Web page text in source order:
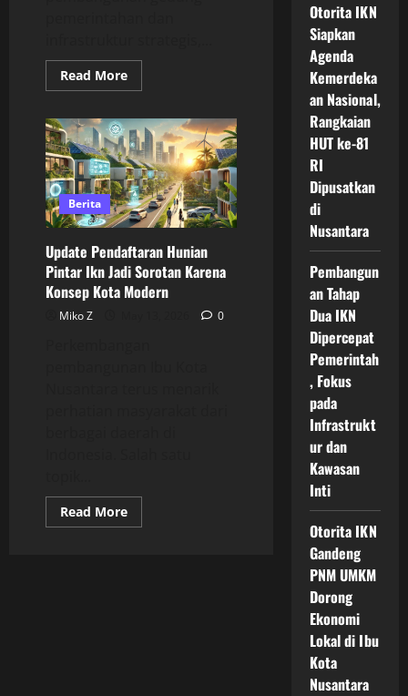
Read MoreRead
more
Pendaftaran
Hunian
Pintar
Ikn
Terbaru
Dengan
Fasilitas
Modern
Dan
Kota
Masa
Depan
Berita
Update Pendaftaran Hunian
Pintar Ikn Jadi Sorotan Karena
Konsep Kota Modern
Miko Z 0
Read MoreRead
more
Otorita IKN
Siapkan
Agenda
Kemerdeka
an Nasional,
Rangkaian
HUT ke-81
RI
Dipusatkan
di
Nusantara
Pembangun
an Tahap
Dua IKN
Dipercepat
Pemerintah
, Fokus
pada
Infrastrukt
ur dan
Kawasan
Inti
Otorita IKN
Gandeng
PNM UMKM
Dorong
Ekonomi
Lokal di Ibu
Kota
Nusantara